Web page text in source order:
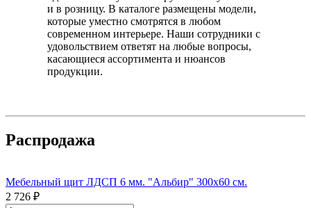
и в розницу. В каталоге размещены модели,
которые уместно смотрятся в любом
современном интерьере. Наши сотрудники с
удовольствием ответят на любые вопросы,
касающиеся ассортимента и нюансов
продукции.
Распродажа
Мебельный щит ЛДСП 6 мм. "Альбир" 300х60 см.
2 726 ₽